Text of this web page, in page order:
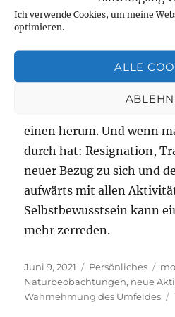
Ich verwende Cookies, um meine
optimieren.
ALLE
Hach, heute ist ein
Gedanken: „Warum denn
ähnlich sind wie
braucht immer ein
verarbeiten, was passiert,
einen herum. Und wenn
durch hat: Resignation,
neuer Bezug zu sich und
aufwärts mit allen
Selbstbewusstsein kann
mehr zerreden.
Veröffentlicht
am
Juni 9, 2021 Kategorien
Persönliches
Naturbeobachtungen, neue
Wahrnehmung des Umfeldes